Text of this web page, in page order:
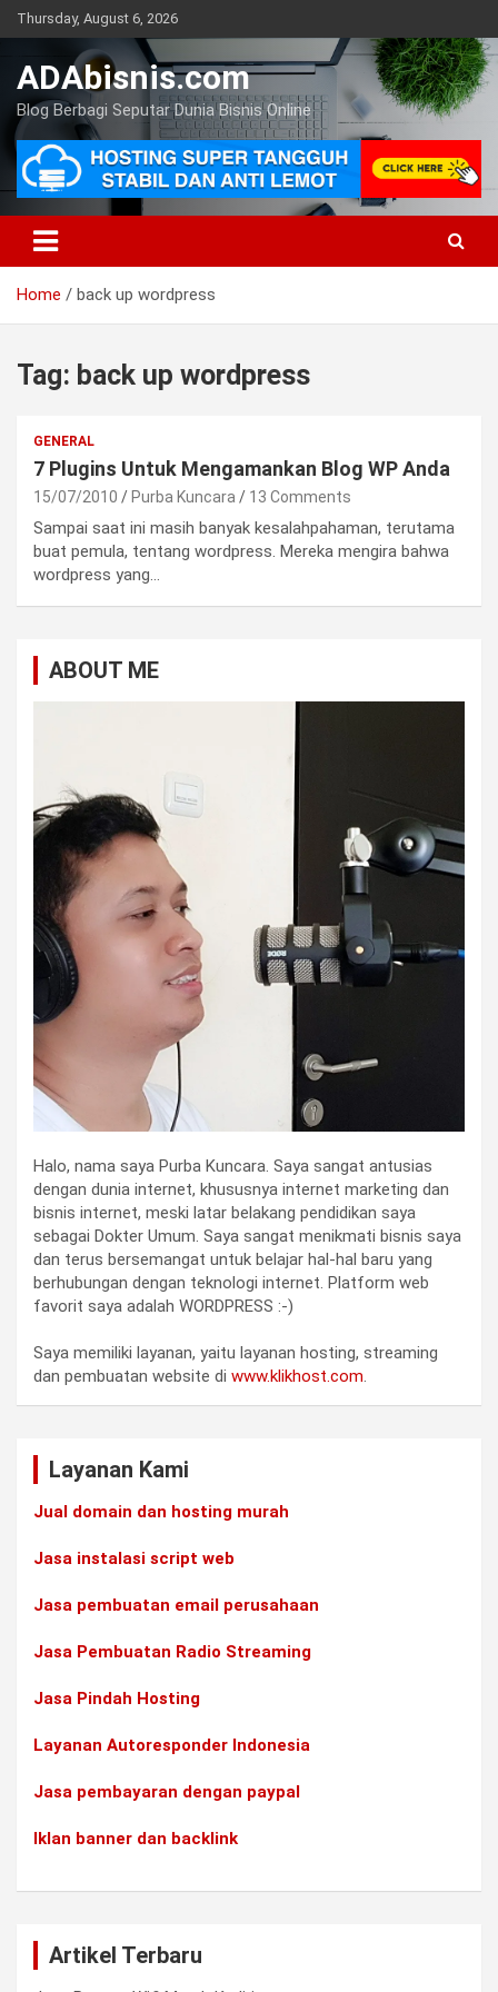
Skip
to
Thursday, August 6, 2026
ADAbisnis.com
Blog Berbagi Seputar Dunia Bisnis Online
Home back up wordpress
Tag: back up wordpress
GENERAL
7 Plugins Untuk Mengamankan Blog WP Anda
15/07/2010 Purba Kuncara 13 Comments
Sampai saat ini masih banyak kesalahpahaman, terutama
buat pemula, tentang wordpress. Mereka mengira bahwa
wordpress yang…
ABOUT ME
Halo, nama saya Purba Kuncara. Saya sangat antusias
dengan dunia internet, khususnya internet marketing dan
bisnis internet, meski latar belakang pendidikan saya
sebagai Dokter Umum. Saya sangat menikmati bisnis saya
dan terus bersemangat untuk belajar hal-hal baru yang
berhubungan dengan teknologi internet. Platform web
favorit saya adalah WORDPRESS :-)
Saya memiliki layanan, yaitu layanan hosting, streaming
dan pembuatan website di www.klikhost.com.
Layanan Kami
Jual domain dan hosting murah
Jasa instalasi script web
Jasa pembuatan email perusahaan
Jasa Pembuatan Radio Streaming
Jasa Pindah Hosting
Layanan Autoresponder Indonesia
Jasa pembayaran dengan paypal
Iklan banner dan backlink
Artikel Terbaru